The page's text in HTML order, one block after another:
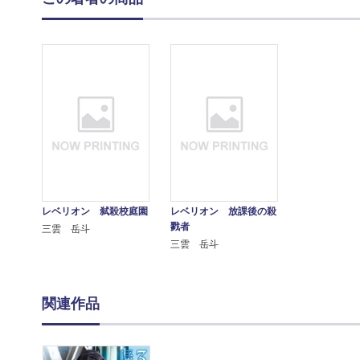
レベリオン 弑殺校庭園
三雲 岳斗
レベリオン 放課後の殺
戮者
三雲 岳斗
関連作品